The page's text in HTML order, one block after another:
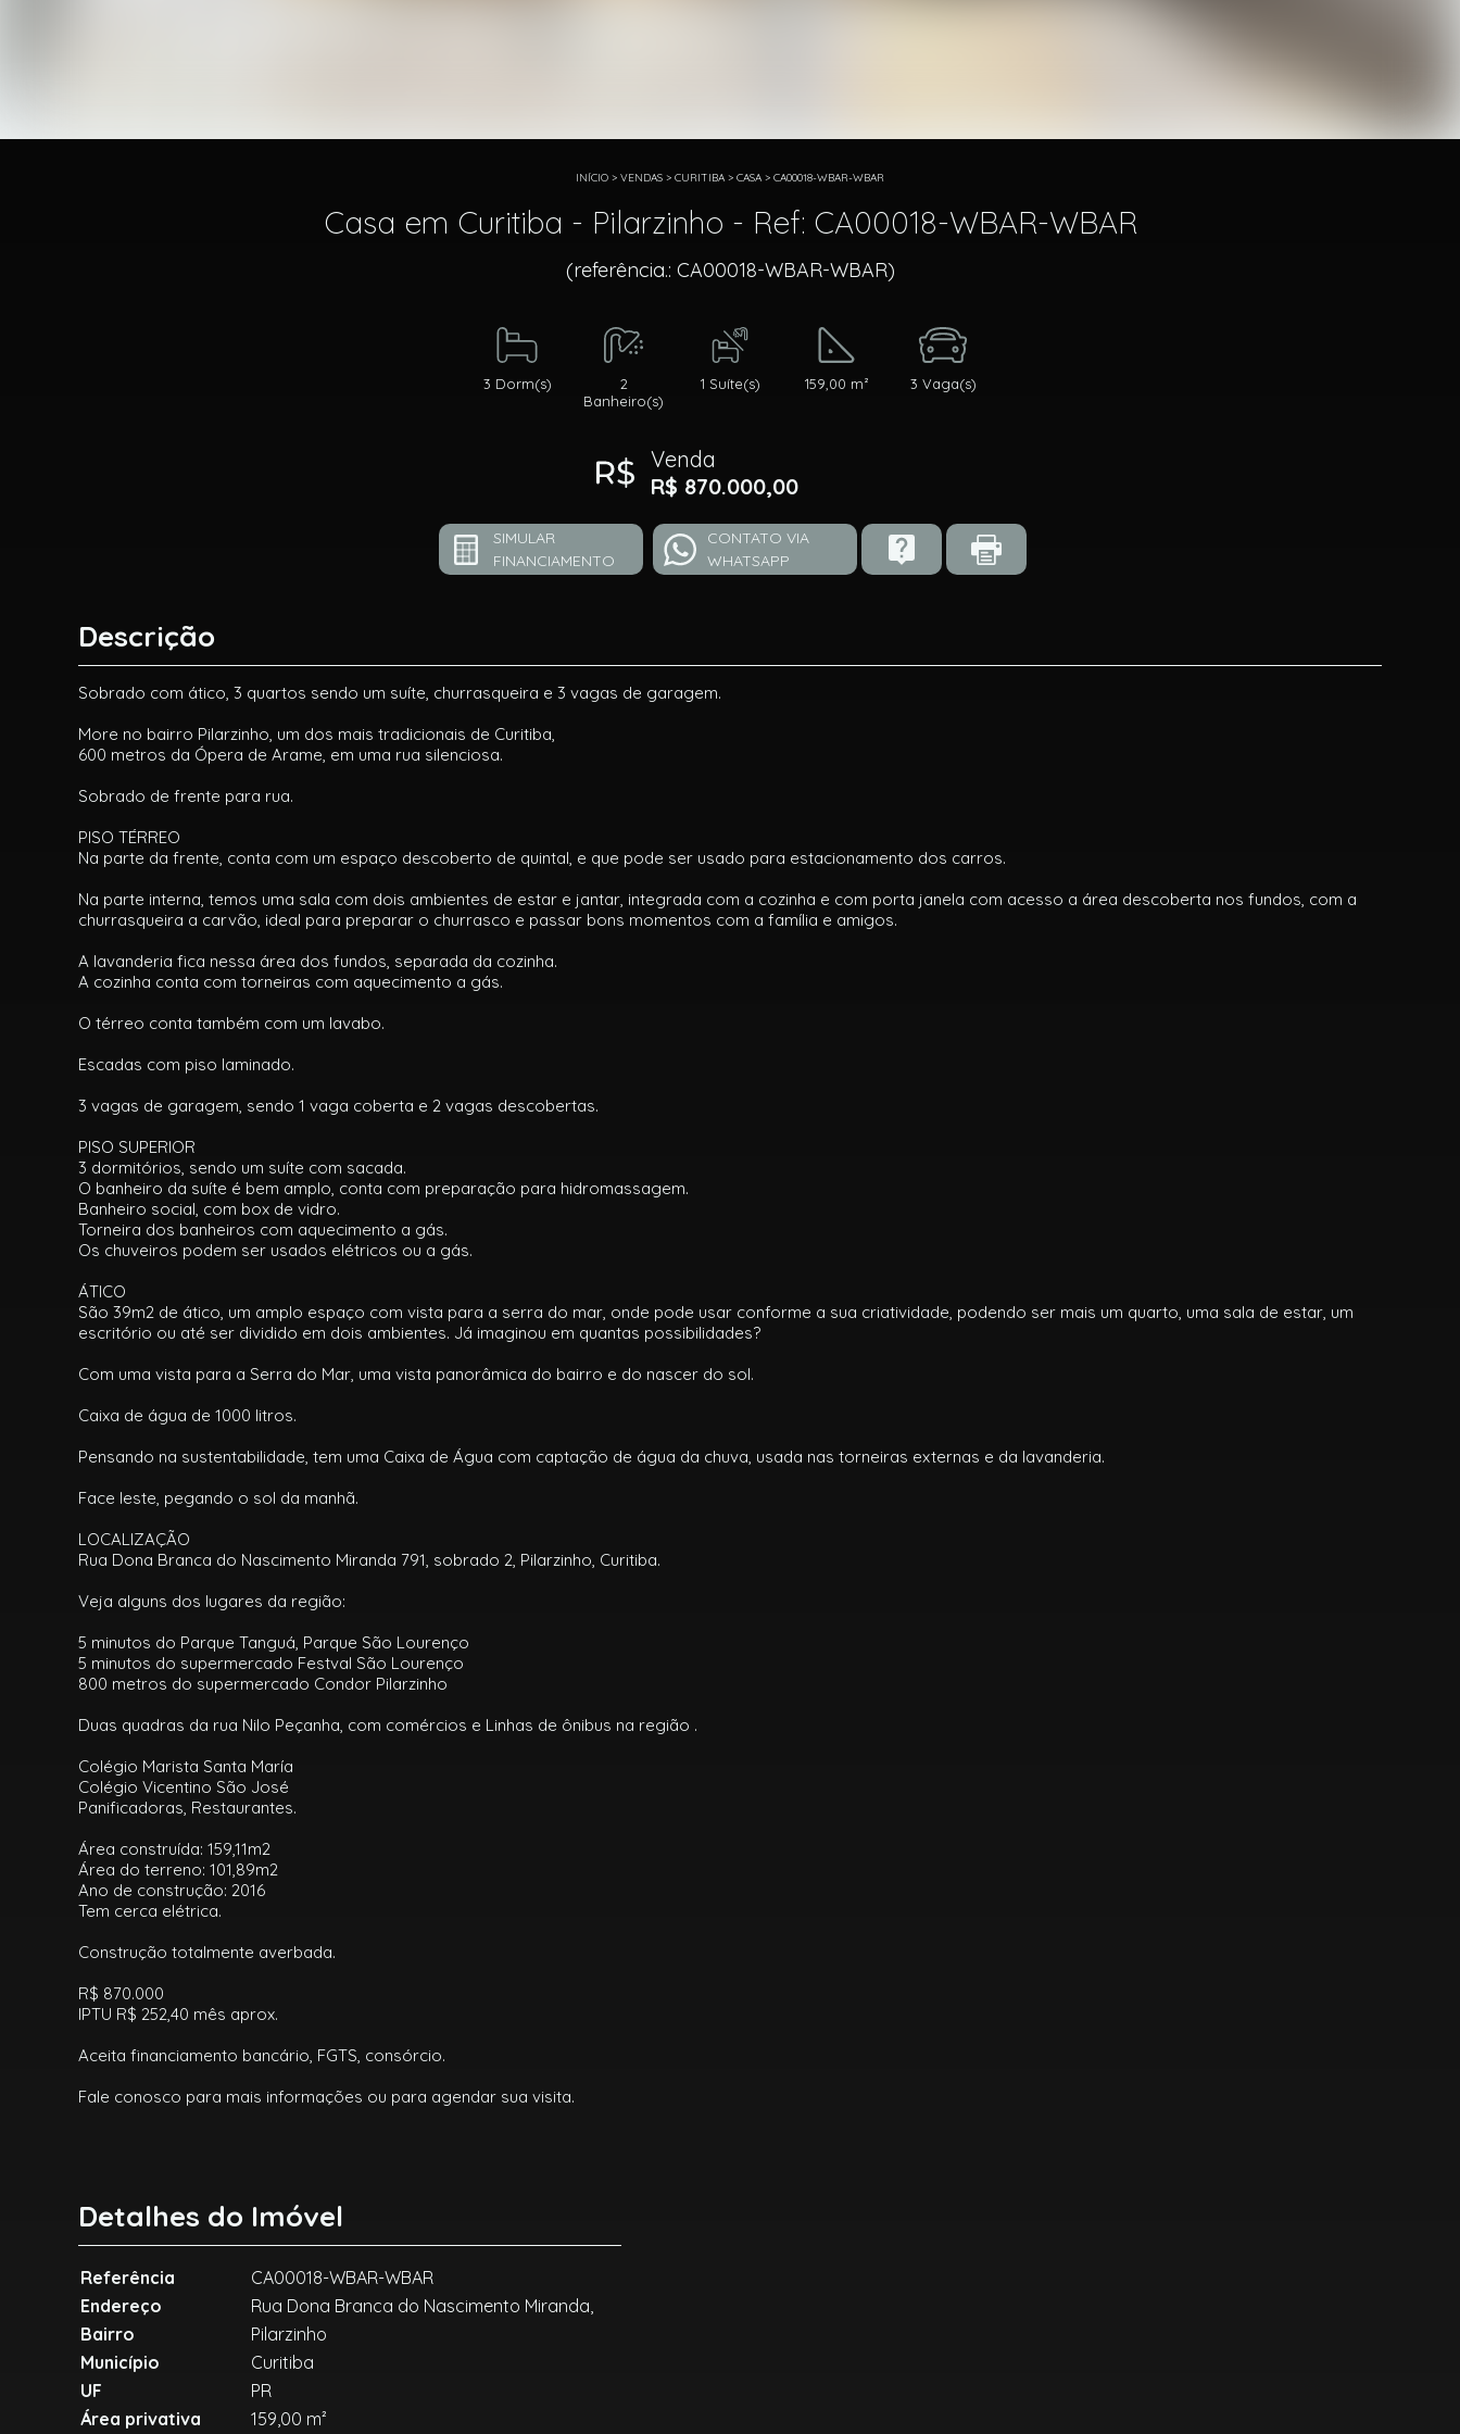
INÍCIO > VENDAS > CURITIBA > CASA > CA00018-WBAR-WBAR
Casa em Curitiba - Pilarzinho - Ref: CA00018-WBAR-WBAR
(referência.: CA00018-WBAR-WBAR)
3 Dorm(s)
2
Banheiro(s)
1 Suíte(s) 159,00 m² 3 Vaga(s)
Venda
R$ 870.000,00
SIMULAR
FINANCIAMENTO
CONTATO VIA
WHATSAPP
Descrição
Sobrado com ático, 3 quartos sendo um suíte, churrasqueira e 3 vagas de garagem.
More no bairro Pilarzinho, um dos mais tradicionais de Curitiba,
600 metros da Ópera de Arame, em uma rua silenciosa.
Sobrado de frente para rua.
PISO TÉRREO
Na parte da frente, conta com um espaço descoberto de quintal, e que pode ser usado para estacionamento dos carros.
Na parte interna, temos uma sala com dois ambientes de estar e jantar, integrada com a cozinha e com porta janela com acesso a área descoberta nos fundos, com a
churrasqueira a carvão, ideal para preparar o churrasco e passar bons momentos com a família e amigos.
A lavanderia fica nessa área dos fundos, separada da cozinha.
A cozinha conta com torneiras com aquecimento a gás.
O térreo conta também com um lavabo.
Escadas com piso laminado.
3 vagas de garagem, sendo 1 vaga coberta e 2 vagas descobertas.
PISO SUPERIOR
3 dormitórios, sendo um suíte com sacada.
O banheiro da suíte é bem amplo, conta com preparação para hidromassagem.
Banheiro social, com box de vidro.
Torneira dos banheiros com aquecimento a gás.
Os chuveiros podem ser usados elétricos ou a gás.
ÁTICO
São 39m2 de ático, um amplo espaço com vista para a serra do mar, onde pode usar conforme a sua criatividade, podendo ser mais um quarto, uma sala de estar, um
escritório ou até ser dividido em dois ambientes. Já imaginou em quantas possibilidades?
Com uma vista para a Serra do Mar, uma vista panorâmica do bairro e do nascer do sol.
Caixa de água de 1000 litros.
Pensando na sustentabilidade, tem uma Caixa de Água com captação de água da chuva, usada nas torneiras externas e da lavanderia.
Face leste, pegando o sol da manhã.
LOCALIZAÇÃO
Rua Dona Branca do Nascimento Miranda 791, sobrado 2, Pilarzinho, Curitiba.
Veja alguns dos lugares da região:
5 minutos do Parque Tanguá, Parque São Lourenço
5 minutos do supermercado Festval São Lourenço
800 metros do supermercado Condor Pilarzinho
Duas quadras da rua Nilo Peçanha, com comércios e Linhas de ônibus na região .
Colégio Marista Santa María
Colégio Vicentino São José
Panificadoras, Restaurantes.
Área construída: 159,11m2
Área do terreno: 101,89m2
Ano de construção: 2016
Tem cerca elétrica.
Construção totalmente averbada.
R$ 870.000
IPTU R$ 252,40 mês aprox.
Aceita financiamento bancário, FGTS, consórcio.
Fale conosco para mais informações ou para agendar sua visita.
Detalhes do Imóvel
Referência
CA00018-WBAR-WBAR
Endereço
Rua Dona Branca do Nascimento Miranda,
Bairro
Pilarzinho
Município
Curitiba
UF
PR
Área privativa
159,00 m²